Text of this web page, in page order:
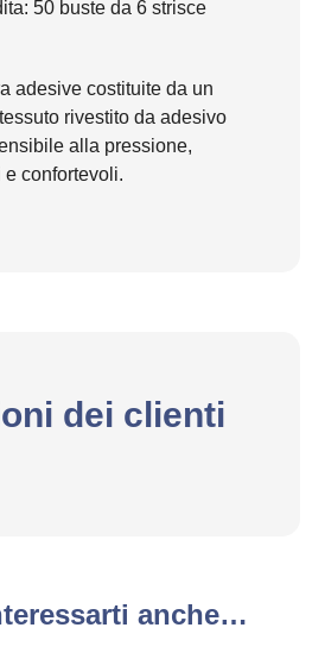
50 buste da 6 strisce
adesive costituite da un
rivestito da adesivo
alla pressione,
confortevoli.
dei clienti
anche…